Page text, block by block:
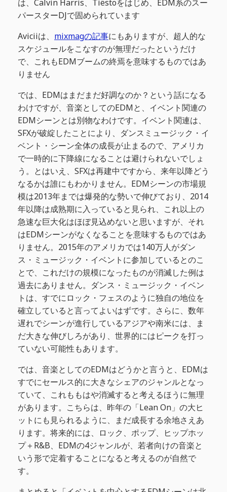
は、Calvin Harris、Tiëstoをはじめ、EDM系のスー
パースターDJで固められています
Aviciiは、 mixmagの記事にもありますが、超人的な
スケジュールをこなすのが無理だったというだけ
で、これもEDMブームの終焉を意味するものではあ
りません
では、EDMはまだまだ好調なのか？という話になる
わけですが、音楽としてのEDMと、イベント関連の
EDMシーンとは別物なわけです。イベント関連は、
SFXが破綻したことにより、ダンスミュージック・イ
ベント・シーン全体の成長が止まるので、アメリカ
で一時的に下降線になることは避けられないでしょ
う。とはいえ、SFXは再建中ですから、来年以降どう
なるかは誰にもわかりません。EDMシーンの市場規
模は2013年までは爆発的な勢いで伸びており、2014
年以降は成熟期に入っていると見られ、これ以上の
急速な巨大化はほぼ見込めないと思いますが、それ
はEDMシーンがなくなることを意味するものではあ
りません。2015年のアメリカでは140万人がダン
ス・ミュージック・イベントに参加しているとのこ
とで、これだけの規模になったものが消滅した例は
過去にありません。ダンス・ミュージック・イベン
トは、すでにロック・フェスのように独自の地位を
確立していると言ってよいはずです。さらに、数年
遅れでシーンが進行しているアジアや南米には、ま
だ大きな伸びしろがあり、世界的にはピークを打っ
ていない可能性もあります。
では、音楽としてのEDMはどうかと言うと、EDMは
すでにセールス的に大きなシェアのジャンルとなっ
ていて、これももはや消滅すると考えるほうに無理
があります。こちらは、昨年の「Lean On」の大ヒ
ットにも見られるように、まだ成長する余地さえあ
ります。将来的には、ロック、ポップ、ヒップホッ
プ＋R&B、EDMの4ジャンルが、若者向けの音楽と
いう形で定着することになると考えるのが自然で
す。